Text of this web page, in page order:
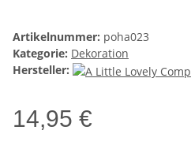
Artikelnummer: poha023
Kategorie: Dekoration
Hersteller:
14,95 €